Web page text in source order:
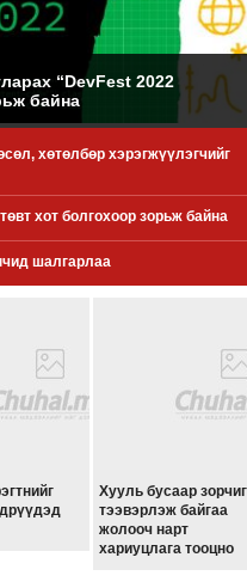
“DevFest 2022
байна
хөтөлбөр хэрэгжүүлэгчийг
хот болгохоор зорьж байна
шалгарлаа
Хууль бусаар
тээвэрлэж байгаа
жолооч нарт
хариуцлага тооцно